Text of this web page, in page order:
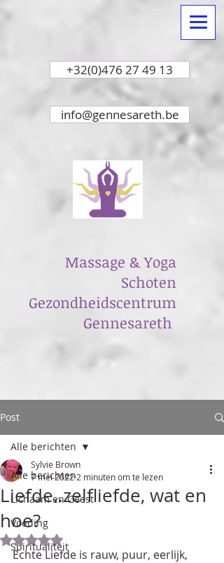
Massage & Yoga
Schoten
Gezondheidscentrum
​Gennesareth
+32(0)476 27 49 13
info@gennesareth.be
Post
Alle berichten
Lichaam en Geest
Voeding
Spiritualiteit
Alle berichten
Liefde..zelfliefde, wat en
hoe?
Sylvie Brown
7 mei 2022 2 minuten om te lezen
Beoordeeld met NaN uit 5 sterren.
Echte Liefde is rauw, puur, eerlijk,